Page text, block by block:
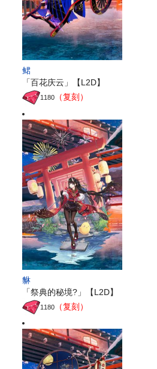
鲪
「百花庆云」【L2D】
1180 （复刻）
貅
「祭典的秘境?」【L2D】
1180 （复刻）